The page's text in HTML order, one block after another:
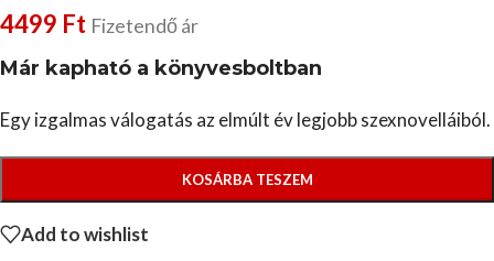
4499 Ft Fizetendő ár
Már kapható a könyvesboltban
Egy izgalmas válogatás az elmúlt év legjobb szexnovelláiból.
KOSÁRBA TESZEM
Add to wishlist